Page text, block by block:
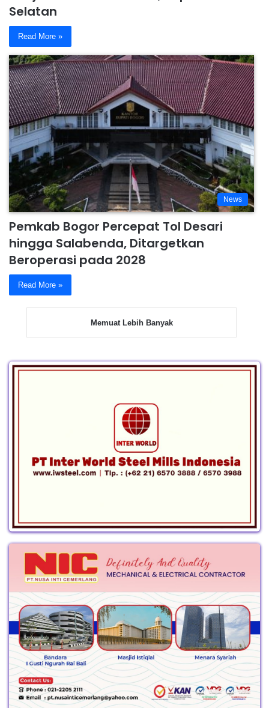
Selatan
Read More »
News
Pemkab Bogor Percepat Tol Desari
hingga Salabenda, Ditargetkan
Beroperasi pada 2028
Read More »
Memuat Lebih Banyak